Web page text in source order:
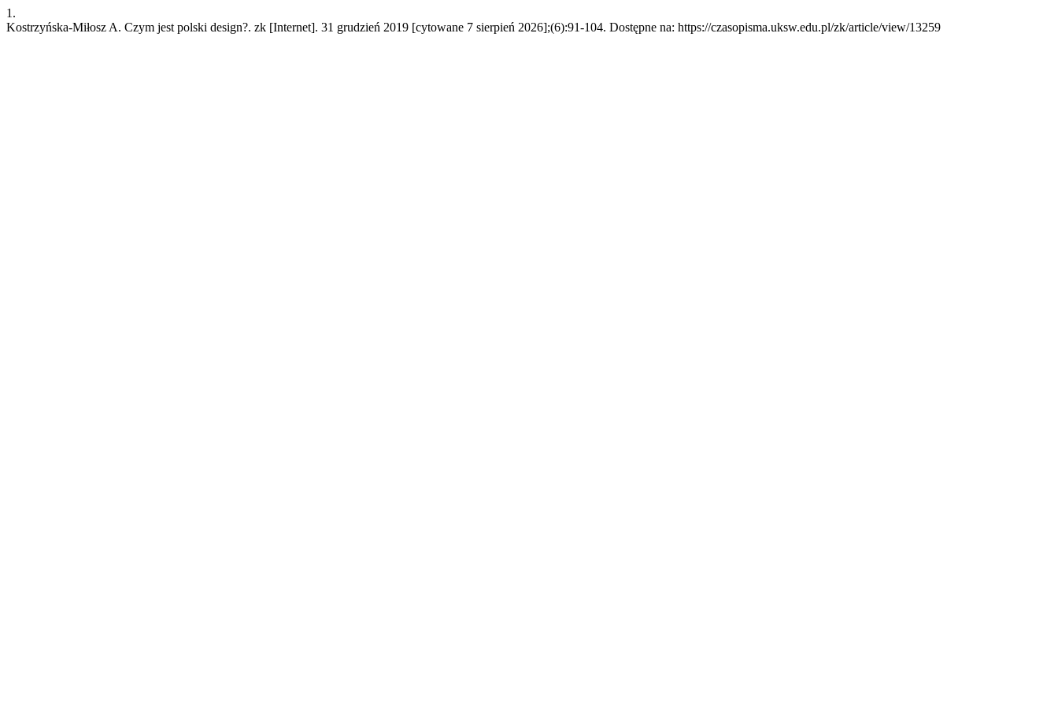
1.
Kostrzyńska-Miłosz A. Czym jest polski design?. zk [Internet]. 31 grudzień 2019 [cytowane 7 sierpień 2026];(6):91-104. Dostępne na: https://czasopisma.uksw.edu.pl/zk/article/view/13259